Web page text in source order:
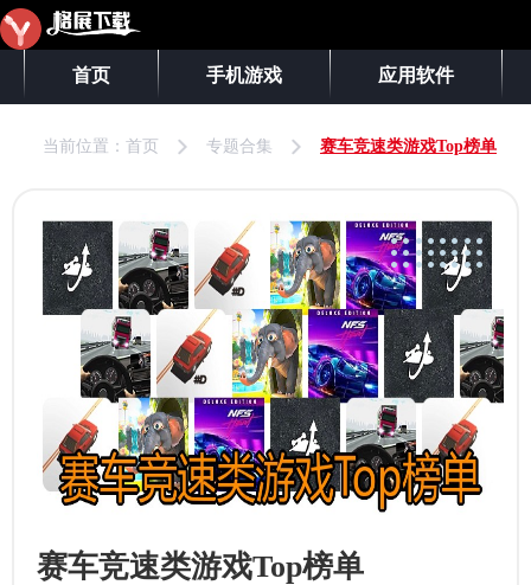
首页 手机游戏 应用软件
当前位置： 首页 专题合集 赛车竞速类游戏Top榜单
赛车竞速类游戏Top榜单